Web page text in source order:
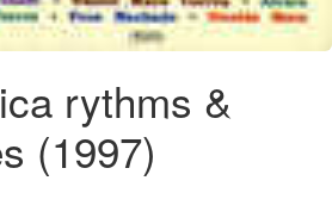
rythms &
(1997)